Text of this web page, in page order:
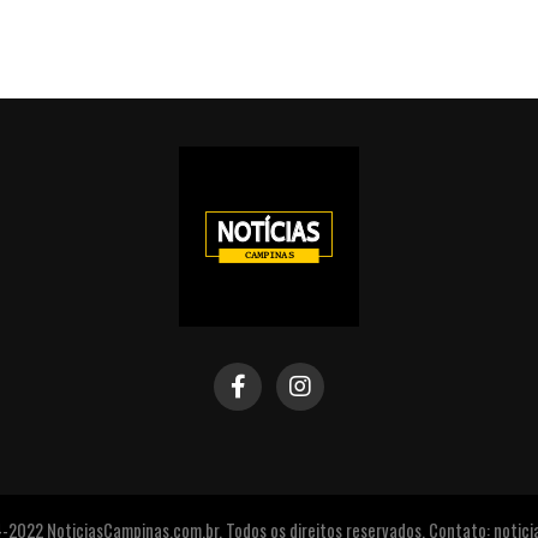
NoticiasCampinas.com.br. Todos os direitos reservados. Contato: